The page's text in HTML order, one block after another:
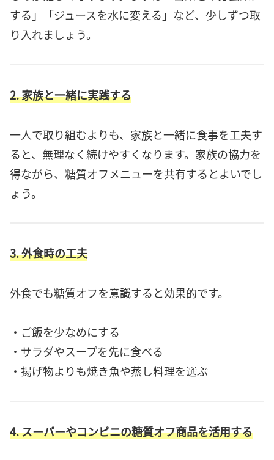
する」「ジュースを水に変える」など、少しずつ取
り入れましょう。
2. 家族と一緒に実践する
一人で取り組むよりも、家族と一緒に食事を工夫す
ると、無理なく続けやすくなります。家族の協力を
得ながら、糖質オフメニューを共有するとよいでし
ょう。
3. 外食時の工夫
外食でも糖質オフを意識すると効果的です。
・ご飯を少なめにする
・サラダやスープを先に食べる
・揚げ物よりも焼き魚や蒸し料理を選ぶ
4. スーパーやコンビニの糖質オフ商品を活用する